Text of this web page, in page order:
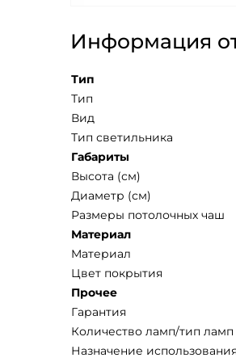
Информация
Тип
Тип
Вид
Тип светильника
Габариты
Высота (см)
Диаметр (см)
Размеры потолочных чаш
Материал
Mатериал
Цвет покрытия
Прочее
Гарантия
Количество ламп/тип ламп
Назначение использования